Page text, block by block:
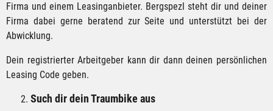
Firma und einem Leasinganbieter. Bergspezl steht dir und deiner
Firma dabei gerne beratend zur Seite und unterstützt bei der
Abwicklung.
Dein registrierter Arbeitgeber kann dir dann deinen persönlichen
Leasing Code geben.
Such dir dein Traumbike aus